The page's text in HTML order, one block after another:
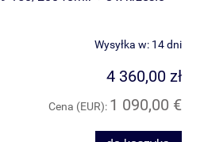
Wysyłka w: 14 dni
4 360,00 zł
Cena (EUR): 1 090,00 €